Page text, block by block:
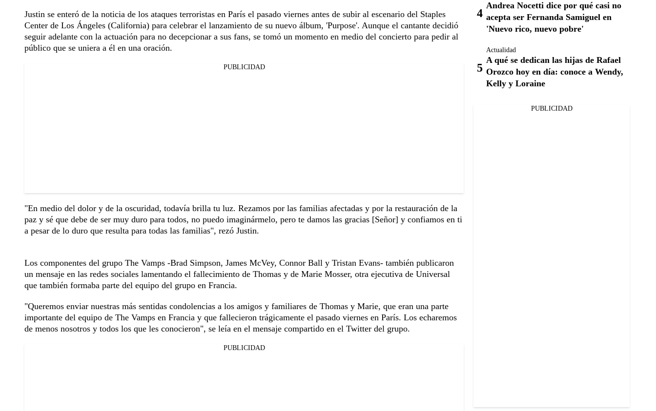
Justin se enteró de la noticia de los ataques terroristas en París el pasado viernes antes de subir al escenario del Staples
Center de Los Ángeles (California) para celebrar el lanzamiento de su nuevo álbum, 'Purpose'. Aunque el cantante decidió
seguir adelante con la actuación para no decepcionar a sus fans, se tomó un momento en medio del concierto para pedir al
público que se uniera a él en una oración.
PUBLICIDAD
"En medio del dolor y de la oscuridad, todavía brilla tu luz. Rezamos por las familias afectadas y por la restauración de la
paz y sé que debe de ser muy duro para todos, no puedo imaginármelo, pero te damos las gracias [Señor] y confiamos en ti
a pesar de lo duro que resulta para todas las familias", rezó Justin.
Los componentes del grupo The Vamps -Brad Simpson, James McVey, Connor Ball y Tristan Evans- también publicaron
un mensaje en las redes sociales lamentando el fallecimiento de Thomas y de Marie Mosser, otra ejecutiva de Universal
que también formaba parte del equipo del grupo en Francia.
"Queremos enviar nuestras más sentidas condolencias a los amigos y familiares de Thomas y Marie, que eran una parte
importante del equipo de The Vamps en Francia y que fallecieron trágicamente el pasado viernes en París. Los echaremos
de menos nosotros y todos los que les conocieron", se leía en el mensaje compartido en el Twitter del grupo.
PUBLICIDAD
Andrea Nocetti dice por qué casi no
acepta ser Fernanda Samiguel en
'Nuevo rico, nuevo pobre'
Actualidad
A qué se dedican las hijas de Rafael
Orozco hoy en día: conoce a Wendy,
Kelly y Loraine
PUBLICIDAD